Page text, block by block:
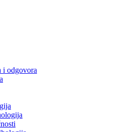
i odgovora